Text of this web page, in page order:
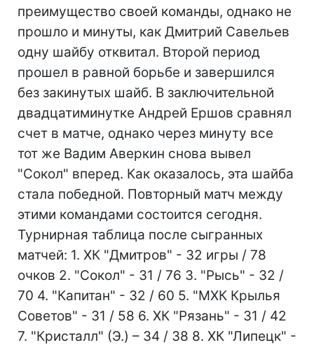
преимущество своей команды, однако не
прошло и минуты, как Дмитрий Савельев
одну шайбу отквитал. Второй период
прошел в равной борьбе и завершился
без закинутых шайб. В заключительной
двадцатиминутке Андрей Ершов сравнял
счет в матче, однако через минуту все
тот же Вадим Аверкин снова вывел
"Сокол" вперед. Как оказалось, эта шайба
стала победной. Повторный матч между
этими командами состоится сегодня.
Турнирная таблица после сыгранных
матчей: 1. ХК "Дмитров" - 32 игры / 78
очков 2. "Сокол" - 31 / 76 3. "Рысь" - 32 /
70 4. "Капитан" - 32 / 60 5. "МХК Крылья
Советов" - 31 / 58 6. ХК "Рязань" - 31 / 42
7. "Кристалл" (Э.) – 34 / 38 8. ХК "Липецк" -